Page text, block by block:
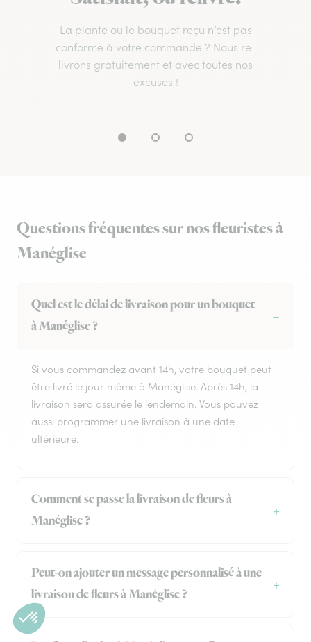
La plante ou le bouquet reçu n’est pas
conforme à votre commande ? Nous re-
livrons gratuitement et avec toutes nos
excuses !
Questions fréquentes sur nos fleuristes à
Manéglise
Quel est le délai de livraison pour un bouquet
à Manéglise ?
Si vous commandez avant 14h, votre bouquet peut
être livré le jour même à Manéglise. Après 14h, la
livraison sera assurée le lendemain. Vous pouvez
aussi programmer une livraison à une date
ultérieure.
Comment se passe la livraison de fleurs à
Manéglise ?
Peut-on ajouter un message personnalisé à une
livraison de fleurs à Manéglise ?